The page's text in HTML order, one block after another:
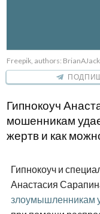
Freepik, authors:
Гипнокоуч
мошенникам
жертв и как
Гипнокоуч и
Анастасия
злоумышленникам